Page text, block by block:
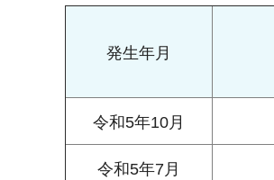
発生年月
令和5年10月
令和5年7月